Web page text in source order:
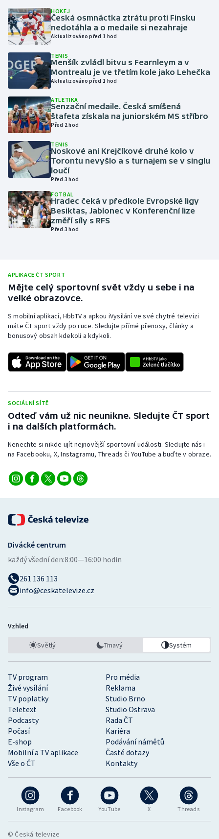
Házená
Jezdectví
Judo
Krasobruslení
Lezení
Lyže a snowboard
Moderní pětiboj
Motorsport
Olympijské hry
Parasport
Ragby
Rychlobruslení
Rychlostní kanoistika
Short track
Stolní tenis
Triatlon
Veslování
Vodní slalom
Volejbal
Ostatní
HOKEJ
Česká osmnáctka ztrátu proti Finsku
nedotáhla a o medaile si nezahraje
Aktualizováno před 1 hod
TENIS
Menšík zvládl bitvu s Fearnleym a v
Montrealu je ve třetím kole jako Lehečka
Aktualizováno před 1 hod
ATLETIKA
Senzační medaile. Česká smíšená
štafeta získala na juniorském MS stříbro
Před 2 hod
TENIS
Noskové ani Krejčíkové druhé kolo v
Torontu nevyšlo a s turnajem se v singlu
loučí
Před 3 hod
FOTBAL
Hradec čeká v předkole Evropské ligy
Besiktas, Jablonec v Konferenční lize
změří síly s RFS
Před 3 hod
APLIKACE ČT SPORT
Mějte celý sportovní svět vždy u sebe i na
velké obrazovce.
S mobilní aplikací, HbbTV a apkou iVysílání ve své chytré televizi
máte ČT sport vždy po ruce. Sledujte přímé přenosy, články a
bonusový obsah kdekoli a kdykoli.
SOCIÁLNÍ SÍTĚ
Odteď vám už nic neunikne. Sledujte ČT sport
i na dalších platformách.
Nenechte si nikde ujít nejnovější sportovní události. Sledujte nás i
na Facebooku, X, Instagramu, Threads či YouTube a buďte v obraze.
Instagram Facebook YouTube X Threads
TV program
Pro média
Živé vysílání
Reklama
TV poplatky
Studio Brno
Teletext
Studio Ostrava
Podcasty
Rada ČT
Počasí
Kariéra
E-shop
Podávání námětů
Mobilní a TV aplikace
Časté dotazy
Vše o ČT
Kontakty
Divácké centrum
každý všední den:8:00—16:00 hodin
261 136 113
info@ceskatelevize.cz
Vzhled
Světlý Tmavý Systém
© Česká televize